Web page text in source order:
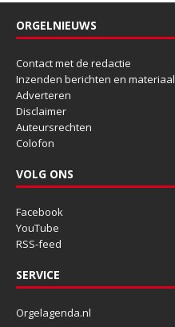
ORGELNIEUWS
Contact met de redactie
Inzenden berichten en materiaal
Adverteren
Disclaimer
Auteursrechten
Colofon
VOLG ONS
Facebook
YouTube
RSS-feed
SERVICE
Orgelagenda.nl